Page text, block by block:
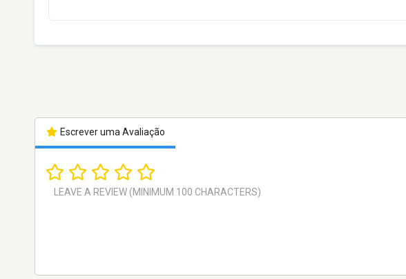
Escrever uma Avaliação